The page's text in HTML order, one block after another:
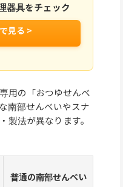
器具をチェック
見る >
用の「おつゆせんべ
南部せんべいやスナ
製法が異なります。
普通の南部せんべい